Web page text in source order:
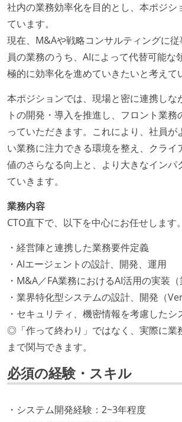
社内の業務効率化を目的とし、本ポジシ
ています。
現在、M&Aや戦略コンサルティングに
員の業務のうち、AIによって代替可能な
極的に効率化を進めていきたいと考えて
本ポジションでは、現場と密に連携しな
トの開発・導入を推進し、フロント業務
っていただきます。これにより、社員が
い業務に注力できる環境を整え、クライ
値のさらなる向上と、より大きなインパ
ていきます。
業務内容
CTO直下で、以下を中心にお任せします。
・経営陣と連携した業務要件定義
・AIエージェントの設計、開発、運用
・M&A／FA業務におけるAI活用の実装（
・業界特化型システムの設計、開発（
・セキュリティ、機密情報を考慮したシ
◎「作って終わり」ではなく、実際に業
まで関与できます。
必須の経験・スキル
・システム開発経験：2~3年程度